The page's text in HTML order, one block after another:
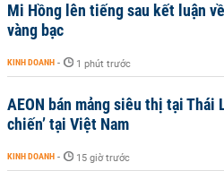
Mi Hồng lên tiếng sau kết luận
vàng bạc
KINH DOANH - 1 phút trước
AEON bán mảng siêu thị tại Thái
chiến’ tại Việt Nam
KINH DOANH - 15 giờ trước